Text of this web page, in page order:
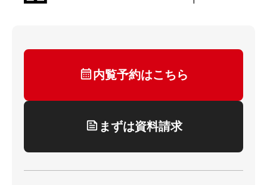
内覧予約はこちら
まずは資料請求